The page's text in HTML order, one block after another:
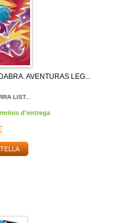
AVENTURAS LEG...
LIST...
d'entrega